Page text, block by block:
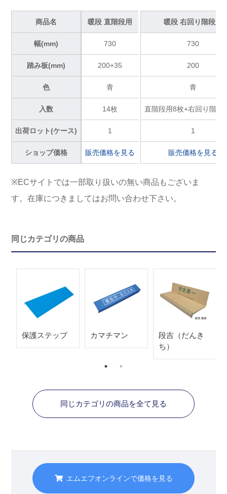
商品名
幅(mm)
踏み板(mm)
色
入数
出荷ロット(ケース)
ショップ価格
暖段 直階段用
730
200+35
青
14枚
1
販売価格を見る
暖段 右回り階段用
730
200
青
直階段用8枚+右回り階段
1
販売価格を見る
※ECサイトでは一部取り扱いの無い商品もございま
す。在庫につきましてはお問い合わせ下さい。
同じカテゴリの商品
保護ステップ カマチマン
段吉（だんき
ち）
同じカテゴリの商品を全て見る
エムエフオンラインで価格を見る